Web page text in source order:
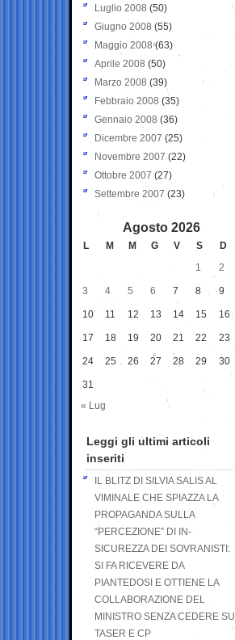
Luglio 2008 (50)
Giugno 2008 (55)
Maggio 2008(63)
Aprile 2008 (50)
Marzo 2008 (39)
Febbraio 2008 (35)
Gennaio 2008 (36)
Dicembre 2007 (25)
Novembre 2007 (22)
Ottobre 2007 (27)
Settembre 2007 (23)
Agosto 2026
L M M G V S
D
1
2
3 4 5 6 7 8 9
10 11 12 13 14 15 16
17 18 19 20 21 22 23
24 25 26 27 28 29 30
31
« Lug
Leggi gli ultimi articoli
inseriti
IL BLITZ DI SILVIA SALIS AL
VIMINALE CHE SPIAZZA LA
PROPAGANDA SULLA
“PERCEZIONE” DI IN-
SICUREZZA DEI SOVRANISTI:
SI FA RICEVERE DA
PIANTEDOSI E OTTIENE LA
COLLABORAZIONE DEL
MINISTRO SENZA CEDERE SU
TASER E CP